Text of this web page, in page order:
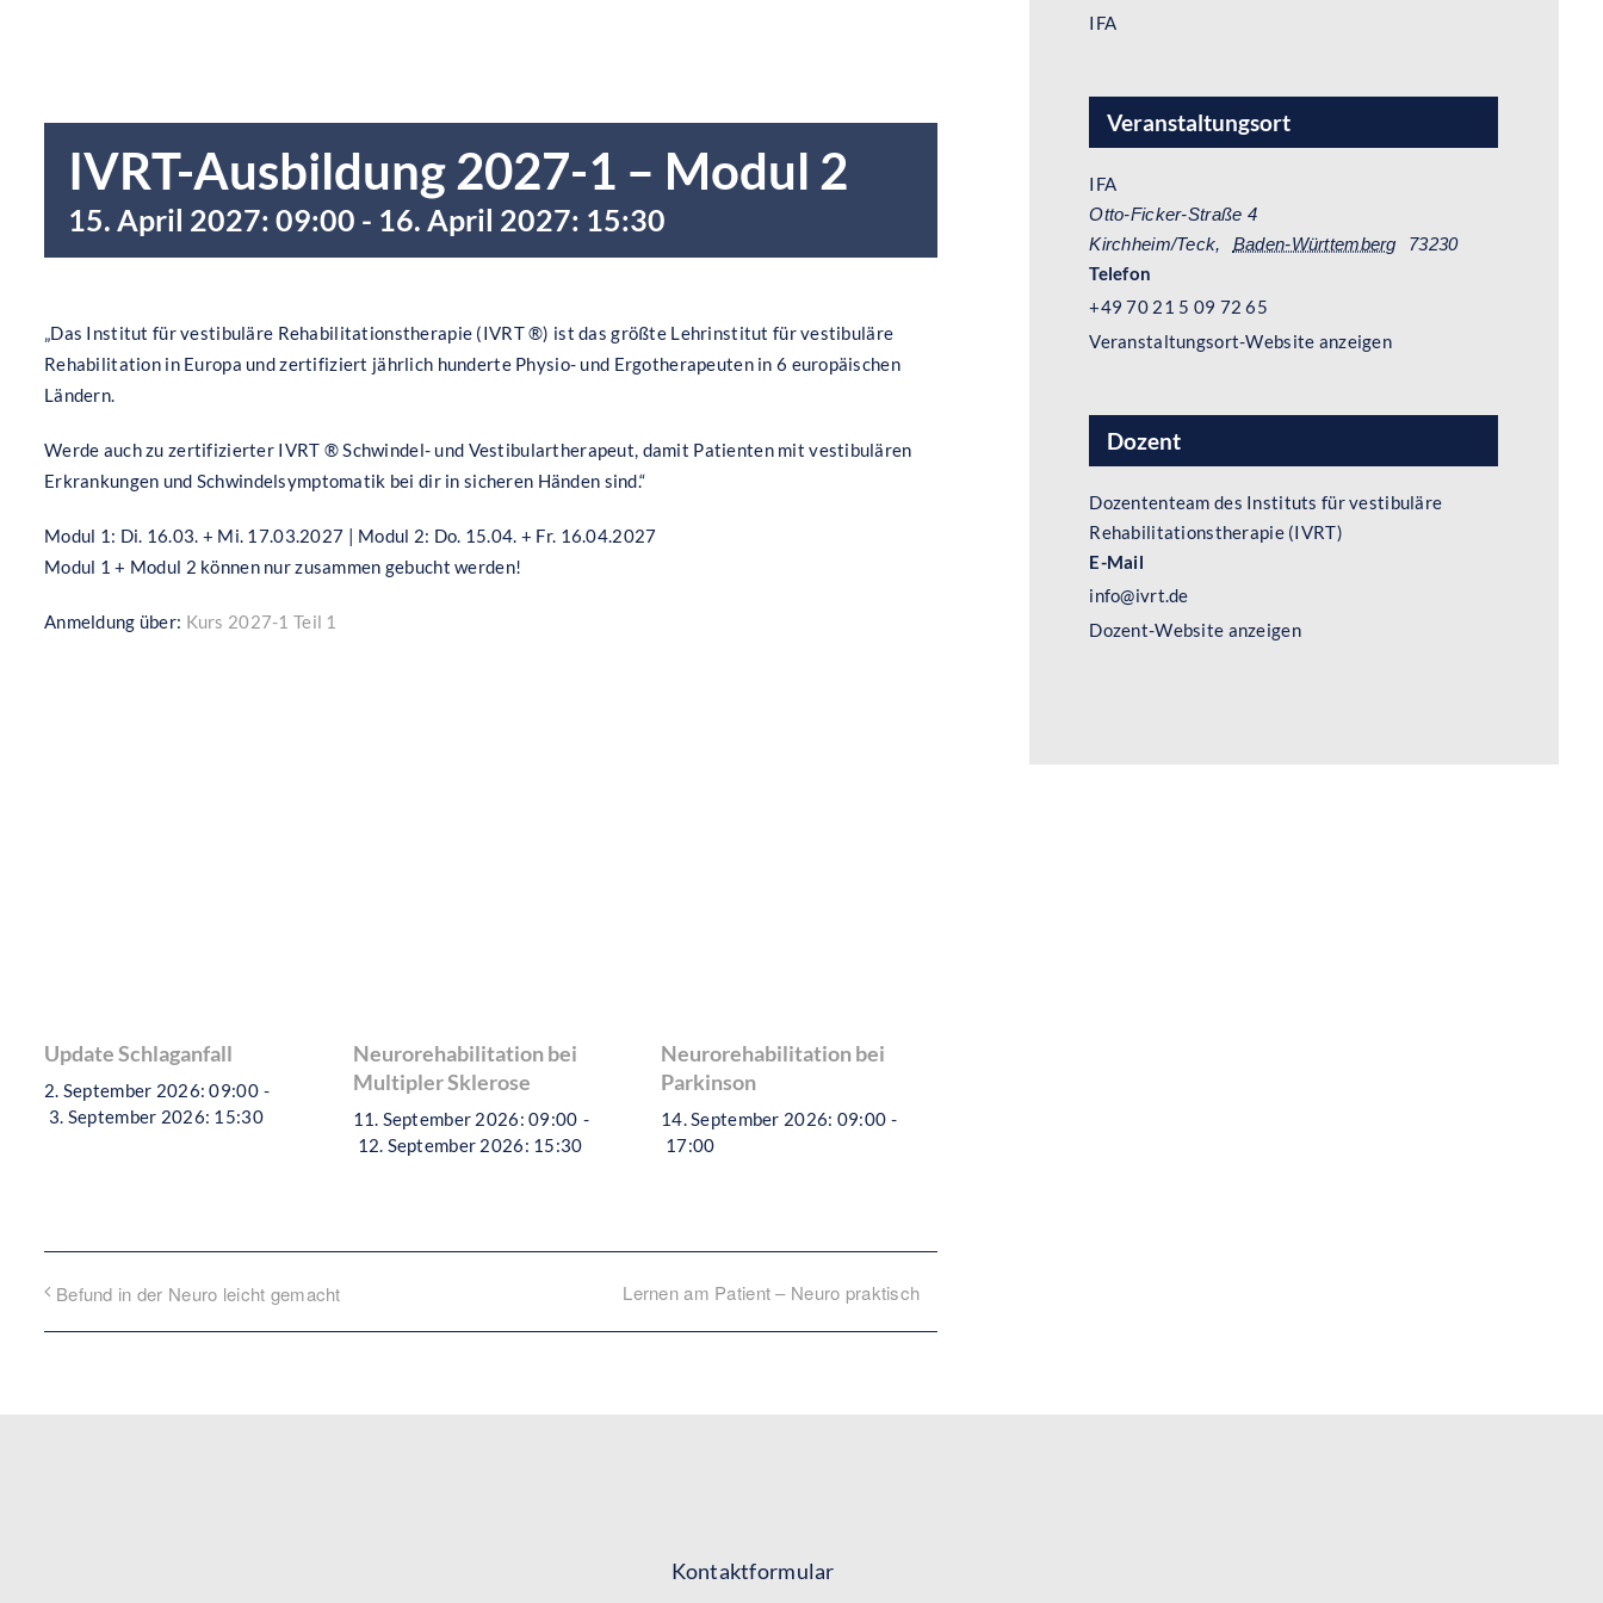
IVRT-Ausbildung 2027-1 – Modul 2
15. April 2027: 09:00 - 16. April 2027: 15:30
„Das Institut für vestibuläre Rehabilitationstherapie (IVRT ®) ist das größte Lehrinstitut für vestibuläre
Rehabilitation in Europa und zertifiziert jährlich hunderte Physio- und Ergotherapeuten in 6 europäischen
Ländern.
Werde auch zu zertifizierter IVRT ® Schwindel- und Vestibulartherapeut, damit Patienten mit vestibulären
Erkrankungen und Schwindelsymptomatik bei dir in sicheren Händen sind.“
Modul 1: Di. 16.03. + Mi. 17.03.2027 | Modul 2: Do. 15.04. + Fr. 16.04.2027
Modul 1 + Modul 2 können nur zusammen gebucht werden!
Anmeldung über: Kurs 2027-1 Teil 1
Update Schlaganfall
2. September 2026: 09:00 -
3. September 2026: 15:30
Neurorehabilitation bei
Multipler Sklerose
11. September 2026: 09:00 -
12. September 2026: 15:30
Neurorehabilitation bei
Parkinson
14. September 2026: 09:00 -
17:00
Befund in der Neuro leicht gemacht Lernen am Patient – Neuro praktisch
IFA
Veranstaltungsort
IFA
Otto-Ficker-Straße 4
Kirchheim/Teck, Baden-Württemberg 73230
Telefon
+49 70 21 5 09 72 65
Veranstaltungsort-Website anzeigen
Dozent
Dozententeam des Instituts für vestibuläre
Rehabilitationstherapie (IVRT)
E-Mail
info@ivrt.de
Dozent-Website anzeigen
Kontaktformular